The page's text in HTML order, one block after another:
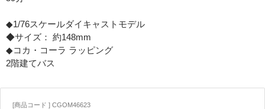
◆1/76スケールダイキャストモデル
◆サイズ： 約148mm
◆コカ・コーラ ラッピング
2階建てバス
[商品コード ] CGOM46623